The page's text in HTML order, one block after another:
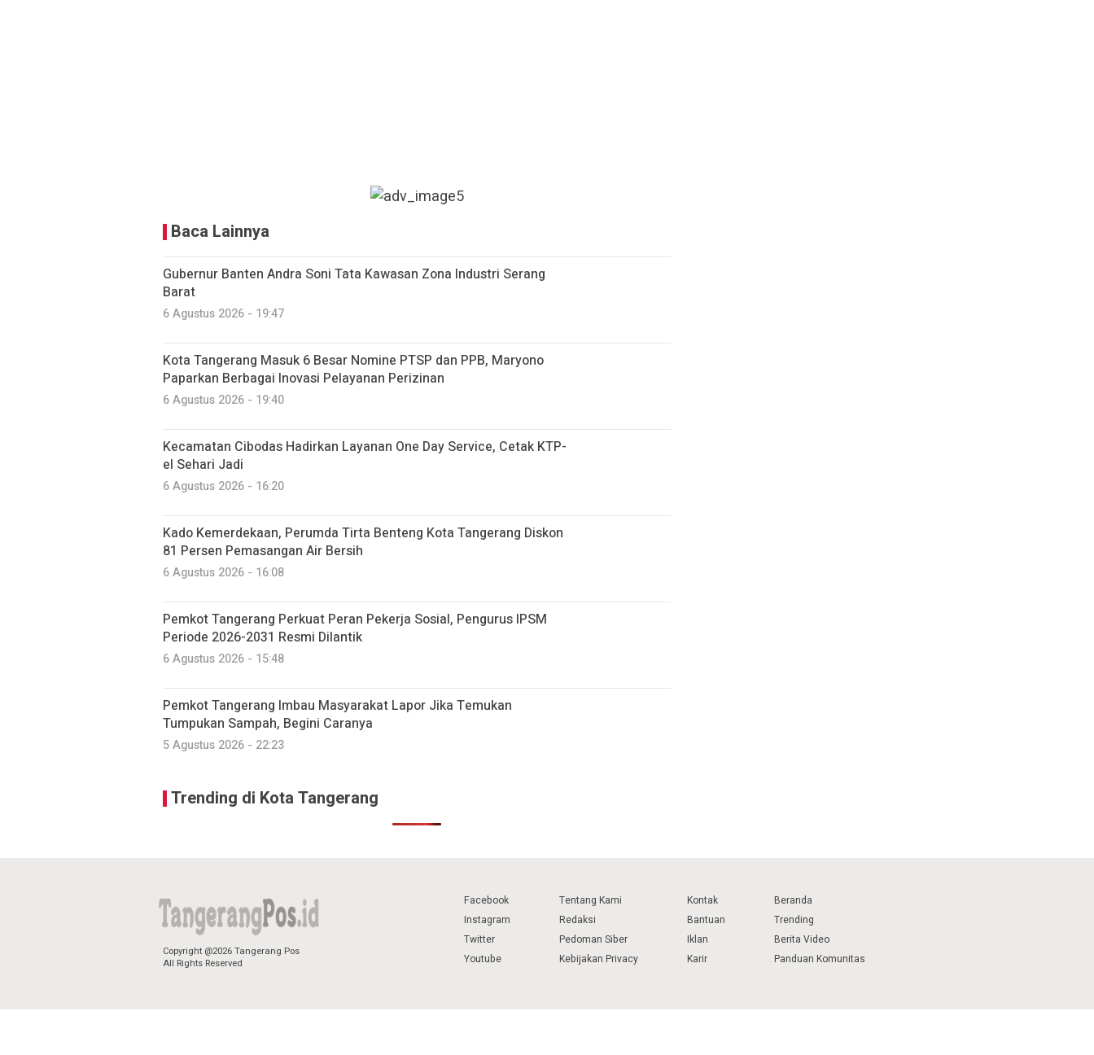
Baca Lainnya
Gubernur Banten Andra Soni Tata Kawasan Zona Industri Serang
Barat
6 Agustus 2026 - 19:47
Kota Tangerang Masuk 6 Besar Nomine PTSP dan PPB, Maryono
Paparkan Berbagai Inovasi Pelayanan Perizinan
6 Agustus 2026 - 19:40
Kecamatan Cibodas Hadirkan Layanan One Day Service, Cetak KTP-
el Sehari Jadi
6 Agustus 2026 - 16:20
Kado Kemerdekaan, Perumda Tirta Benteng Kota Tangerang Diskon
81 Persen Pemasangan Air Bersih
6 Agustus 2026 - 16:08
Pemkot Tangerang Perkuat Peran Pekerja Sosial, Pengurus IPSM
Periode 2026-2031 Resmi Dilantik
6 Agustus 2026 - 15:48
Pemkot Tangerang Imbau Masyarakat Lapor Jika Temukan
Tumpukan Sampah, Begini Caranya
5 Agustus 2026 - 22:23
Trending di Kota Tangerang
Copyright @2026 Tangerang Pos
All Rights Reserved
Facebook
Instagram
Twitter
Youtube
Tentang Kami
Redaksi
Pedoman Siber
Kebijakan Privacy
Kontak
Bantuan
Iklan
Karir
Beranda
Trending
Berita Video
Panduan Komunitas